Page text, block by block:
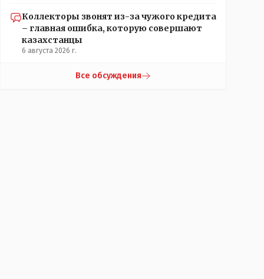
Коллекторы звонят из-за чужого кредита
– главная ошибка, которую совершают
казахстанцы
6 августа 2026 г.
Все обсуждения